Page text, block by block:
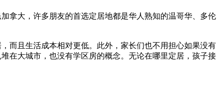
拿大，许多朋友的首选定居地都是华人熟知的温哥华、多伦
而且生活成本相对更低。此外，家长们也不用担心如果没有
在大城市，也没有学区房的概念。无论在哪里定居，孩子接